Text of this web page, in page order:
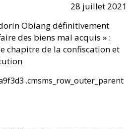
28 juillet 2021
Obiang définitivement
des biens mal acquis » :
chapitre de la confiscation et
.cmsms_row_outer_parent